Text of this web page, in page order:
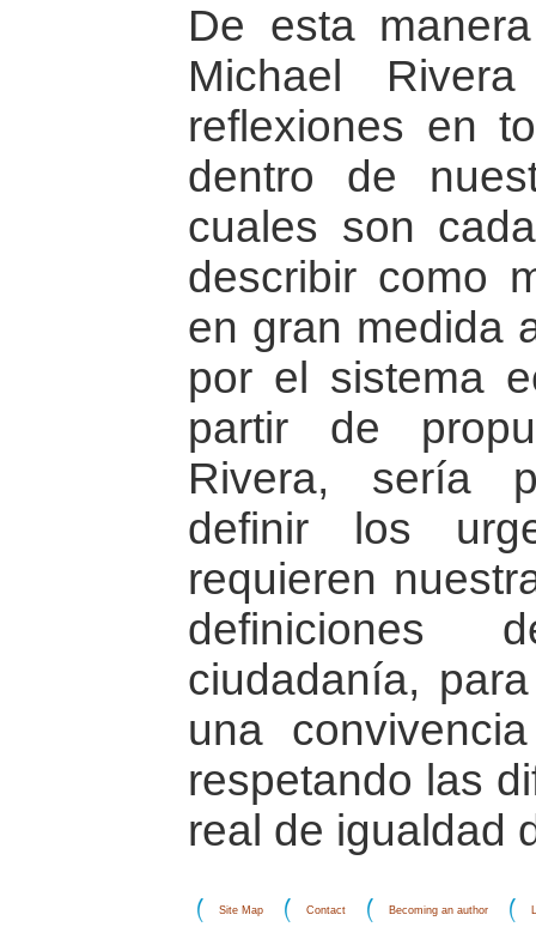
De esta
Michael
reflexiones en
dentro de
cuales son
describir como
en gran medida
por el sistema
partir de
Rivera, sería
definir los
requieren
definiciones
ciudadanía,
una
respetando las
real de igualdad
Site Map Contact Becoming an author